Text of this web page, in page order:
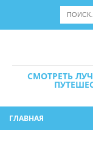
СМОТРЕТЬ
ГЛАВНАЯ